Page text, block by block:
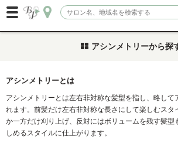
アシンメトリーから探
アシンメトリーとは
アシンメトリーとは左右非対称な髪型を指し、略して
れます。前髪だけ左右非対称な長さにして楽しむスタ
か一方だけ刈り上げ、反対にはボリュームを残す髪型
しめるスタイルに仕上がります。